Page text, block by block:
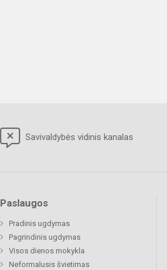
Savivaldybės vidinis kanalas
Paslaugos
Pradinis ugdymas
Pagrindinis ugdymas
Visos dienos mokykla
Neformalusis švietimas